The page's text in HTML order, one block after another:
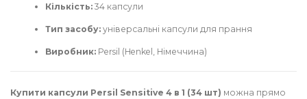
Кількість:34 капсули
Тип засобу:універсальні капсули для прання
Виробник:Persil (Henkel, Німеччина)
Купити капсули Persil Sensitive 4 в 1 (34 шт) можна прямо